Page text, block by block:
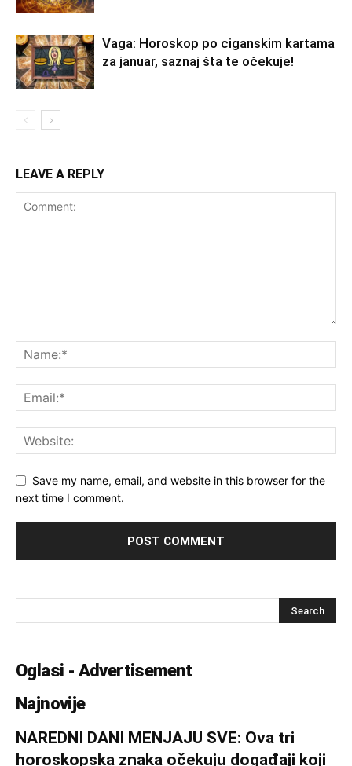
Vaga: Horoskop po ciganskim kartama
za januar, saznaj šta te očekuje!
LEAVE A REPLY
Save my name, email, and website in this browser for the
next time I comment.
Oglasi - Advertisement
Najnovije
NAREDNI DANI MENJAJU SVE: Ova tri
horoskopska znaka očekuju događaji koji